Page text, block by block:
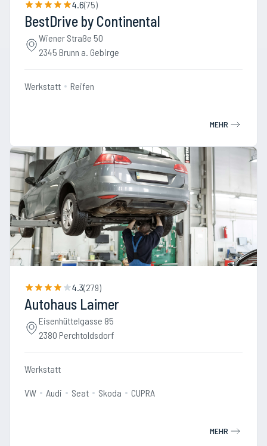
4.6(75)
BestDrive by Continental
Wiener Straße 50
2345 Brunn a. Gebirge
Werkstatt Reifen
MEHR
4.3(279)
Autohaus Laimer
Eisenhüttelgasse 85
2380 Perchtoldsdorf
Werkstatt
VW Audi Seat Skoda CUPRA
MEHR